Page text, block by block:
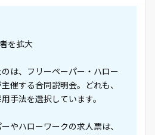
を拡大
は、フリーペーパー・ハロー
催する合同説明会。どれも、
手法を選択しています。
やハローワークの求人票は、